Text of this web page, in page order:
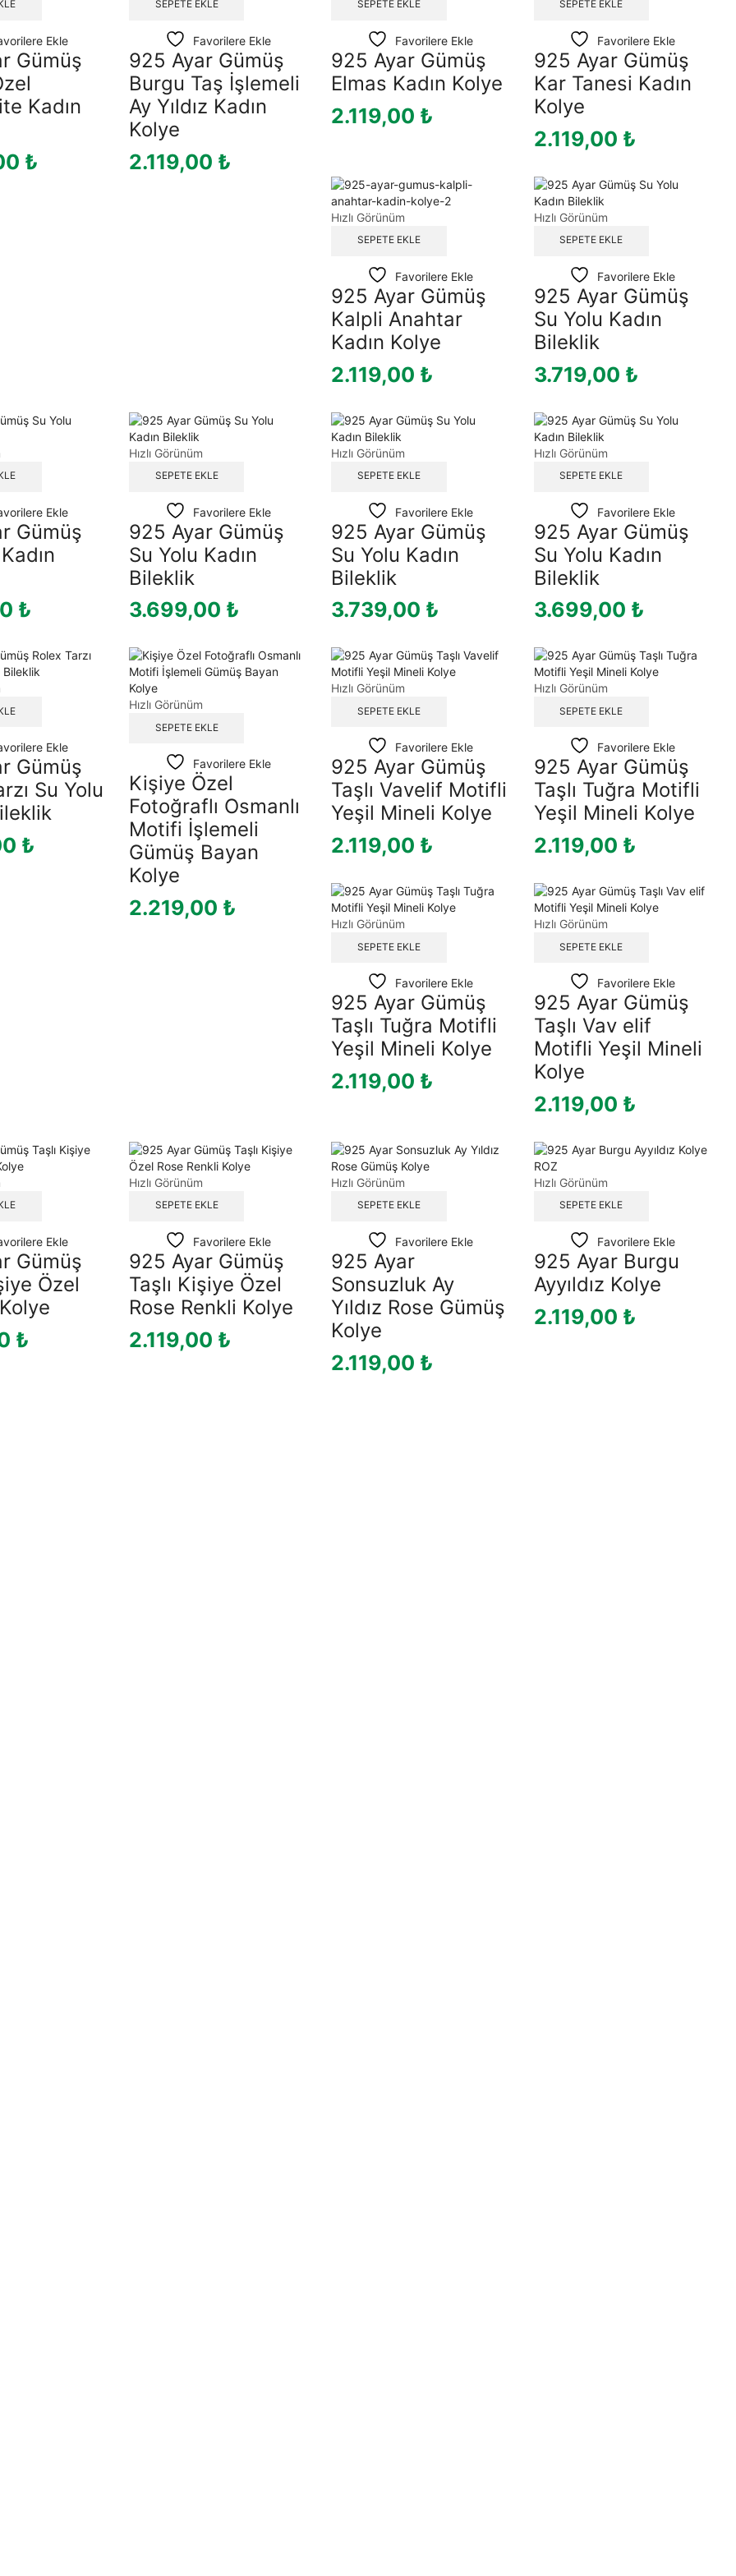
Ekle
Gümüş
Kadın
₺
SEPETE EKLE
Favorilere Ekle
925 Ayar Gümüş
Burgu Taş İşlemeli
Ay Yıldız Kadın
Kolye
2.119,00 ₺
SEPETE EKLE
Favorilere Ekle
925 Ayar Gümüş
Elmas Kadın Kolye
2.119,00 ₺
SEPETE EKLE
Favorilere Ekle
925 Ayar Gümüş
Kar Tanesi Kadın
Kolye
2.119,00 ₺
Hızlı Görünüm
SEPETE EKLE
Favorilere Ekle
925 Ayar Gümüş
Kalpli Anahtar
Kadın Kolye
2.119,00 ₺
Hızlı Görünüm
SEPETE EKLE
Favorilere Ekle
925 Ayar Gümüş
Su Yolu Kadın
Bileklik
3.719,00 ₺
Ekle
Gümüş
₺
Hızlı Görünüm
SEPETE EKLE
Favorilere Ekle
925 Ayar Gümüş
Su Yolu Kadın
Bileklik
3.699,00 ₺
Hızlı Görünüm
SEPETE EKLE
Favorilere Ekle
925 Ayar Gümüş
Su Yolu Kadın
Bileklik
3.739,00 ₺
Hızlı Görünüm
SEPETE EKLE
Favorilere Ekle
925 Ayar Gümüş
Su Yolu Kadın
Bileklik
3.699,00 ₺
Ekle
Gümüş
Su Yolu
₺
Hızlı Görünüm
SEPETE EKLE
Favorilere Ekle
Kişiye Özel
Fotoğraflı Osmanlı
Motifi İşlemeli
Gümüş Bayan
Kolye
2.219,00 ₺
Hızlı Görünüm
SEPETE EKLE
Favorilere Ekle
925 Ayar Gümüş
Taşlı Vavelif Motifli
Yeşil Mineli Kolye
2.119,00 ₺
Hızlı Görünüm
SEPETE EKLE
Favorilere Ekle
925 Ayar Gümüş
Taşlı Tuğra Motifli
Yeşil Mineli Kolye
2.119,00 ₺
Hızlı Görünüm
SEPETE EKLE
Favorilere Ekle
925 Ayar Gümüş
Taşlı Tuğra Motifli
Yeşil Mineli Kolye
2.119,00 ₺
Hızlı Görünüm
SEPETE EKLE
Favorilere Ekle
925 Ayar Gümüş
Taşlı Vav elif
Motifli Yeşil Mineli
Kolye
2.119,00 ₺
Ekle
Gümüş
Özel
₺
Hızlı Görünüm
SEPETE EKLE
Favorilere Ekle
925 Ayar Gümüş
Taşlı Kişiye Özel
Rose Renkli Kolye
2.119,00 ₺
Hızlı Görünüm
SEPETE EKLE
Favorilere Ekle
925 Ayar
Sonsuzluk Ay
Yıldız Rose Gümüş
Kolye
2.119,00 ₺
Hızlı Görünüm
SEPETE EKLE
Favorilere Ekle
925 Ayar Burgu
Ayyıldız Kolye
2.119,00 ₺